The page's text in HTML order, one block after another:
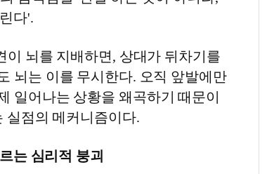
다'.
뇌를 지배하면, 상대가 뒤차기를
뇌는 이를 무시한다. 오직 앞발에만
일어나는 상황을 왜곡하기 때문이
실점의 메커니즘이다.
는 심리적 붕괴